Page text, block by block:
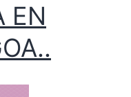
EN